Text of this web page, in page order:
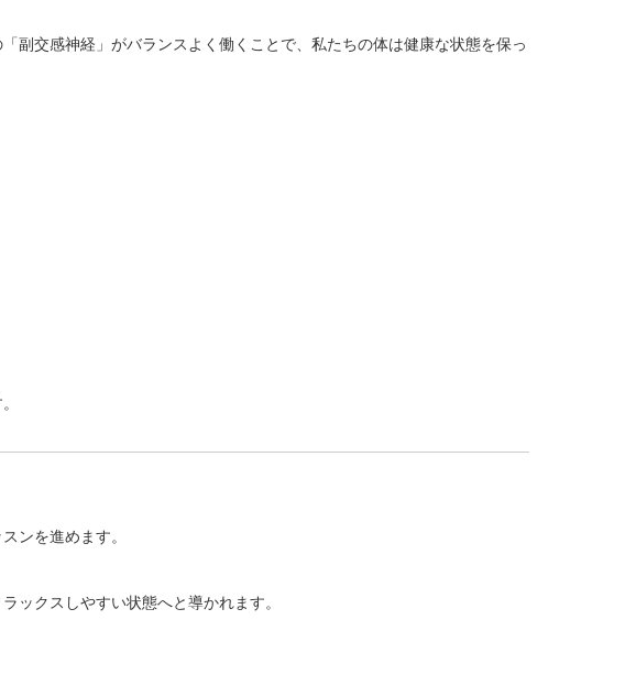
副交感神経」がバランスよく働くことで、私たちの体は健康な状態を保っ
ンを進めます。
ックスしやすい状態へと導かれます。